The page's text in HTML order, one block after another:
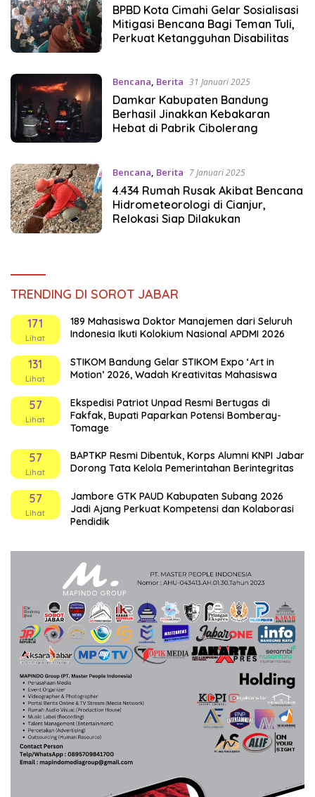
2025
BPBD Kota Cimahi Gelar Sosialisasi
Mitigasi Bencana Bagi Teman Tuli,
Perkuat Ketangguhan Disabilitas
Bencana, Berita 31 Januari 2025
Damkar Kabupaten Bandung
Berhasil Jinakkan Kebakaran
Hebat di Pabrik Cibolerang
Bencana, Berita 7 Januari 2025
4.434 Rumah Rusak Akibat Bencana
Hidrometeorologi di Cianjur,
Relokasi Siap Dilakukan
TRENDING DI SOROT JABAR
171
Lihat
189 Mahasiswa Doktor Manajemen dari Seluruh
Indonesia Ikuti Kolokium Nasional APDMI 2026
131
Lihat
STIKOM Bandung Gelar STIKOM Expo ‘Art in
Motion’ 2026, Wadah Kreativitas Mahasiswa
57
Lihat
Ekspedisi Patriot Unpad Resmi Bertugas di
Fakfak, Bupati Paparkan Potensi Bomberay-
Tomage
57
Lihat
BAPTKP Resmi Dibentuk, Korps Alumni KNPI Jabar
Dorong Tata Kelola Pemerintahan Berintegritas
57
Lihat
Jambore GTK PAUD Kabupaten Subang 2026
Jadi Ajang Perkuat Kompetensi dan Kolaborasi
Pendidik